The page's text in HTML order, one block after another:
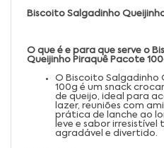
Biscoito Salgadinho
O que é e para que serve o
Queijinho Piraquê Pacote
O Biscoito Salgadinho
100g é um snack
de queijo, ideal para
lazer, reuniões com
prática de lanche ao
leve e sabor
agradável e divertido.